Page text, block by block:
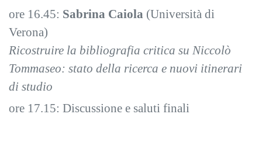
ore 16.45: Sabrina Caiola (Università di
Verona)
Ricostruire la bibliografia critica su Niccolò
Tommaseo: stato della ricerca e nuovi itinerari
di studio
ore 17.15: Discussione e saluti finali